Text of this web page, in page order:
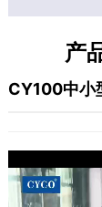
产
CY100中小